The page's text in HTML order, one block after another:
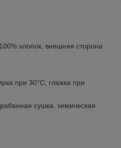
хлопок, внешняя сторона
при 30°C, глажка при
сушка, химическая